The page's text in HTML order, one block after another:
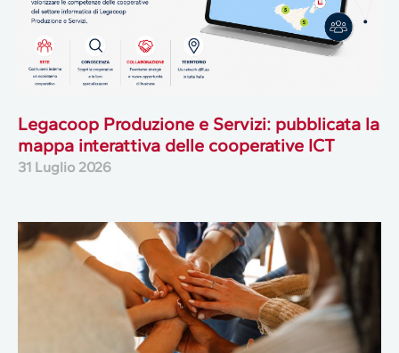
Legacoop Produzione e Servizi: pubblicata la
mappa interattiva delle cooperative ICT
31 Luglio 2026